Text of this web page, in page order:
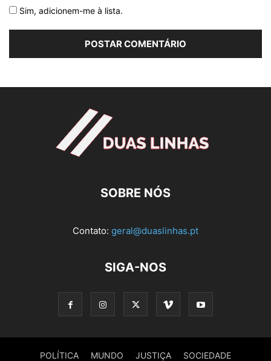
Sim, adicionem-me à lista.
SOBRE NÓS
Contato: geral@duaslinhas.pt
SIGA-NOS
POLÍTICA MUNDO JUSTIÇA SOCIEDADE